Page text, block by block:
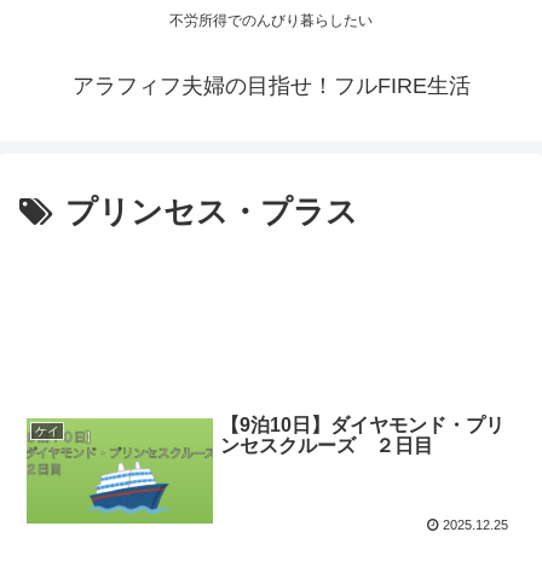
不労所得でのんびり暮らしたい
アラフィフ夫婦の目指せ！フルFIRE生活
プリンセス・プラス
ケイ
【9泊10日】ダイヤモンド・プリ
ンセスクルーズ ２日目
2025.12.25